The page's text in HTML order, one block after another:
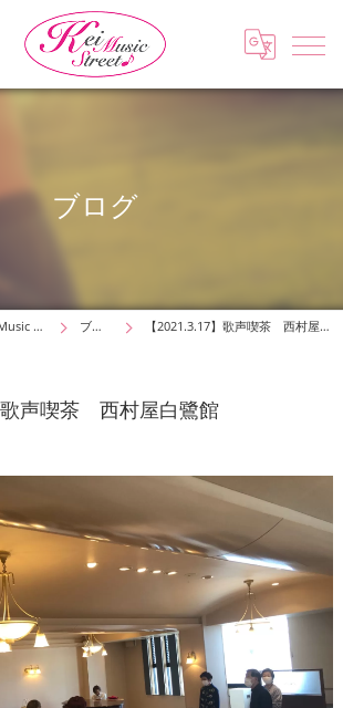
ブログ
姫路のダンスはKei Music Street ブログ 【2021.3.17】歌声喫茶 西村屋白鷺館
歌声喫茶 西村屋白鷺館